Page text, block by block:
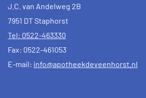
J.C. van Andelweg 2B
7951 DT Staphorst
Tel: 0522-463330
Fax: 0522-461053
E-mail: info@apotheekdeveenhorst.nl